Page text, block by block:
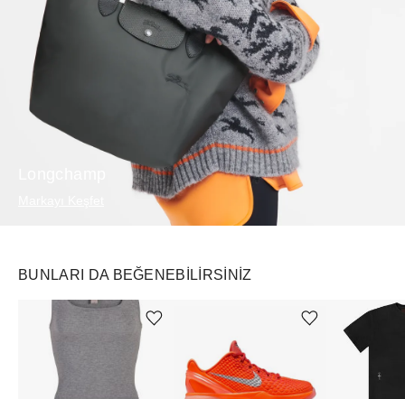
BUNLARI DA BEĞENEBILIRSINIZ
Ürünü istek listesine ekle veya listeden çıkar Ürünü istek listesine ekle veya listeden çıkar